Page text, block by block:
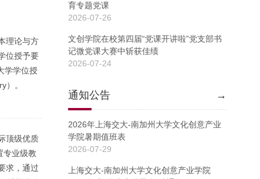
理论与方
位授予要
学学位授
）。
顶级优质
专业级教
求，通过
育专题党课
2026-07-26
文创学院在校第四届“党课开讲啦”党支部书
记微党课大赛中斩获佳绩
2026-07-24
通知公告 →
2026年上海交大-南加州大学文化创意产业
学院暑期值班表
2026-07-29
上海交大-南加州大学文化创意产业学院